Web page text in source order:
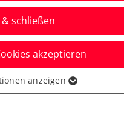
News
schließen
akzeptieren
Funktionen der
dass die Webseite
anzeigen